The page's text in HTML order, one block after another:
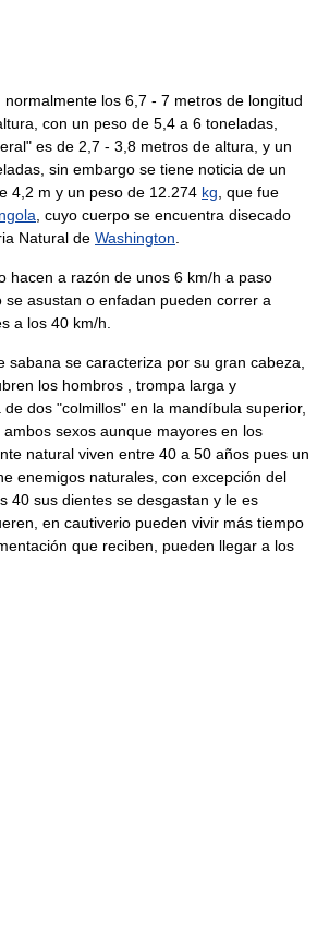
normalmente los 6,7 - 7 metros de longitud
con un peso de 5,4 a 6 toneladas,
es de 2,7 - 3,8 metros de altura, y un
sin embargo se tiene noticia de un
4,2 m y un peso de 12.274 kg , que fue
, cuyo cuerpo se encuentra disecado
Natural de Washington
hacen a razón de unos 6 km/h a paso
asustan o enfadan pueden correr a
a los 40 km/h.
sabana se caracteriza por su gran cabeza,
los hombros , trompa larga y
dos "colmillos" en la mandíbula superior,
sexos aunque mayores en los
natural viven entre 40 a 50 años pues un
enemigos naturales, con excepción del
40 sus dientes se desgastan y le es
en cautiverio pueden vivir más tiempo
que reciben, pueden llegar a los